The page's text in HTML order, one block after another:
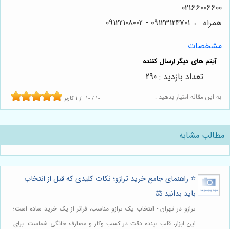
02166006600
همراه ← 09123124701 - 09122108002
مشخصات
به این مقاله امتیاز بدهید : 10 / 10 از 1 کاربر
تعداد بازدید : 290
مطالب مشابه
⭐️ راهنمای جامع خرید ترازو؛ نکات کلیدی که قبل از انتخاب
باید بدانید ⚖️
ترازو در تهران - انتخاب یک ترازو مناسب، فراتر از یک خرید ساده است؛
این ابزار، قلب تپنده دقت در کسب وکار و مصارف خانگی شماست. برای